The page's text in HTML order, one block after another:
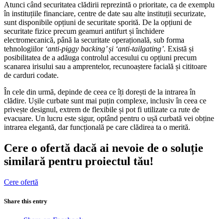
Atunci când securitatea clădirii reprezintă o prioritate, ca de exemplu
în instituțiile financiare, centre de date sau alte instituții securizate,
sunt disponibile opțiuni de securitate sporită. De la opțiuni de
securitate fizice precum geamuri antifurt și închidere
electromecanică, până la securitate operațională, sub forma
tehnologiilor ‘anti-piggy backing’ și ‘anti-tailgating’. Există și
posibilitatea de a adăuga controlul accesului cu opțiuni precum
scanarea irisului sau a amprentelor, recunoaștere facială și cititoare
de carduri codate.
În cele din urmă, depinde de ceea ce îți dorești de la intrarea în
clădire. Ușile curbate sunt mai puțin complexe, inclusiv în ceea ce
privește designul, extrem de flexibile și pot fi utilizate ca rute de
evacuare. Un lucru este sigur, optând pentru o ușă curbată vei obține
intrarea elegantă, dar funcțională pe care clădirea ta o merită.
Cere o ofertă dacă ai nevoie de o soluție
similară pentru proiectul tău!
Cere ofertă
Share this entry